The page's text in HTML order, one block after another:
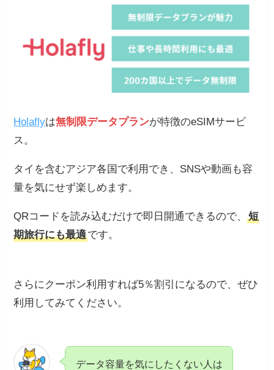
Holaflyは無制限データプランが特徴のeSIMサービ
ス。
タイを含むアジア各国で利用でき、SNSや動画も容
量を気にせず楽しめます。
QRコードを読み込むだけで即日開通できるので、短
期旅行にも最適です。
さらにクーポン利用すれば5％割引になるので、ぜひ
利用してみてください。
データ容量を気にしたくない人は